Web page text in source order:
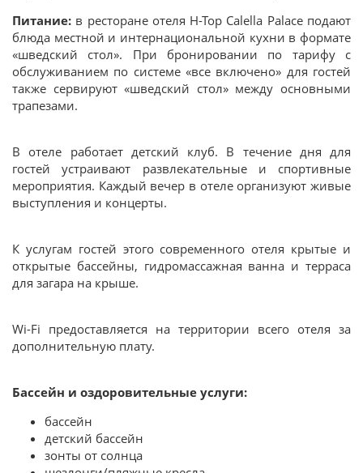
Питание: в ресторане отеля H-Top Calella Palace подают
блюда местной и интернациональной кухни в формате
«шведский стол». При бронировании по тарифу с
обслуживанием по системе «все включено» для гостей
также сервируют «шведский стол» между основными
трапезами.
В отеле работает детский клуб. В течение дня для
гостей устраивают развлекательные и спортивные
мероприятия. Каждый вечер в отеле организуют живые
выступления и концерты.
К услугам гостей этого современного отеля крытые и
открытые бассейны, гидромассажная ванна и терраса
для загара на крыше.
Wi-Fi предоставляется на территории всего отеля за
дополнительную плату.
Бассейн и оздоровительные услуги:
бассейн
детский бассейн
зонты от солнца